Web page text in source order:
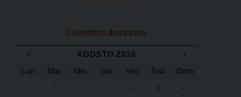
Calendario diocesano
‹ AGOSTO 2026
›
Lun
Mar Mer Gio Ven Sab Dom
1 2